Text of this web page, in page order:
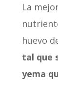
La
huevo
tal que
yema